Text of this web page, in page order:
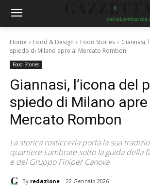
Home Food & Design Food Stories
Giannasi,
spiedo di Milano apre al Mercato Rombon
Food Stories
Giannasi, l’icona del
spiedo di Milano apre
Mercato Rombon
La storica rosticceria porta la sua
quartiere Lambrate sotto la guida della
e del Gruppo Finiper Canova
By redazione 22 Gennaio 2026